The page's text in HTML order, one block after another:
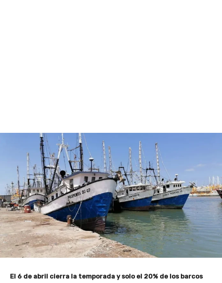
El 6 de abril cierra la temporada y solo el 20% de los barcos